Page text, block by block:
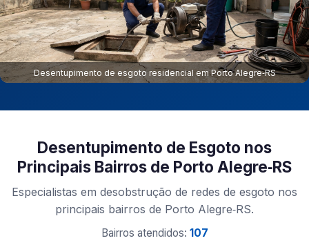
Desentupimento de esgoto residencial em Porto Alegre‑RS
Desentupimento de Esgoto nos
Principais Bairros de Porto Alegre‑RS
Especialistas em desobstrução de redes de esgoto nos
principais bairros de Porto Alegre‑RS.
Bairros atendidos: 107